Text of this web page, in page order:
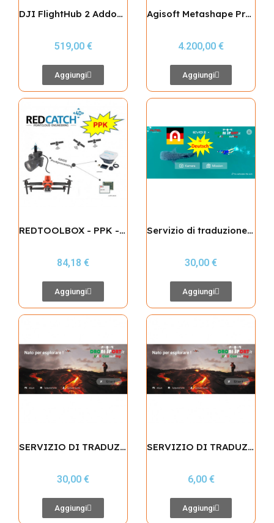
DJI FlightHub 2 Addon Mapping 20.000 Foto
519,00 €
Aggiungi
Agisoft Metashape Professional, Node-Locked license, Single
4.200,00 €
Aggiungi
REDTOOLBOX - PPK - GNSS POST PROCESSING
84,18 €
Aggiungi
Servizio di traduzione app Autel Explorer in Tedesco
30,00 €
Aggiungi
SERVIZIO DI TRADUZIONE IN ITALIANO DELL'APP AUTELSKY
30,00 €
Aggiungi
SERVIZIO DI TRADUZIONE APP AUTELSKY - chiave aggiuntiva
6,00 €
Aggiungi